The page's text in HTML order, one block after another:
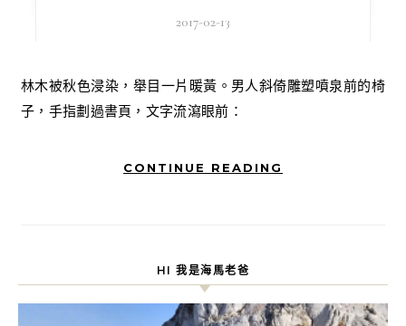
2017-02-13
林木被秋色浸染，舉目一片暖黃。男人斜倚雕塑噴泉前的椅
子，手指劃過書頁，文字流瀉眼前：
CONTINUE READING
HI 我是海馬老爸